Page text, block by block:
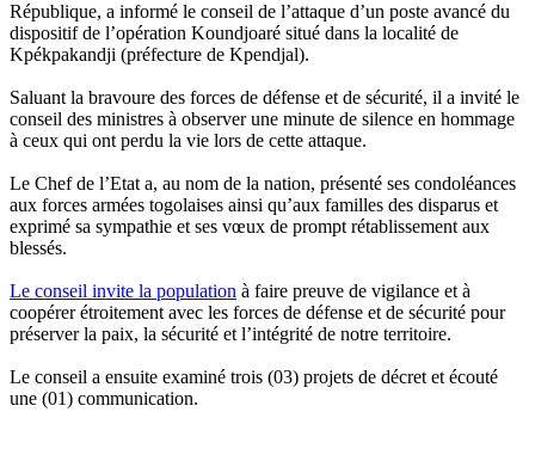
République, a informé le conseil de l’attaque d’un poste avancé du
dispositif de l’opération Koundjoaré situé dans la localité de
Kpékpakandji (préfecture de Kpendjal).
Saluant la bravoure des forces de défense et de sécurité, il a invité le
conseil des ministres à observer une minute de silence en hommage
à ceux qui ont perdu la vie lors de cette attaque.
Le Chef de l’Etat a, au nom de la nation, présenté ses condoléances
aux forces armées togolaises ainsi qu’aux familles des disparus et
exprimé sa sympathie et ses vœux de prompt rétablissement aux
blessés.
Le conseil invite la population à faire preuve de vigilance et à
coopérer étroitement avec les forces de défense et de sécurité pour
préserver la paix, la sécurité et l’intégrité de notre territoire.
Le conseil a ensuite examiné trois (03) projets de décret et écouté
une (01) communication.